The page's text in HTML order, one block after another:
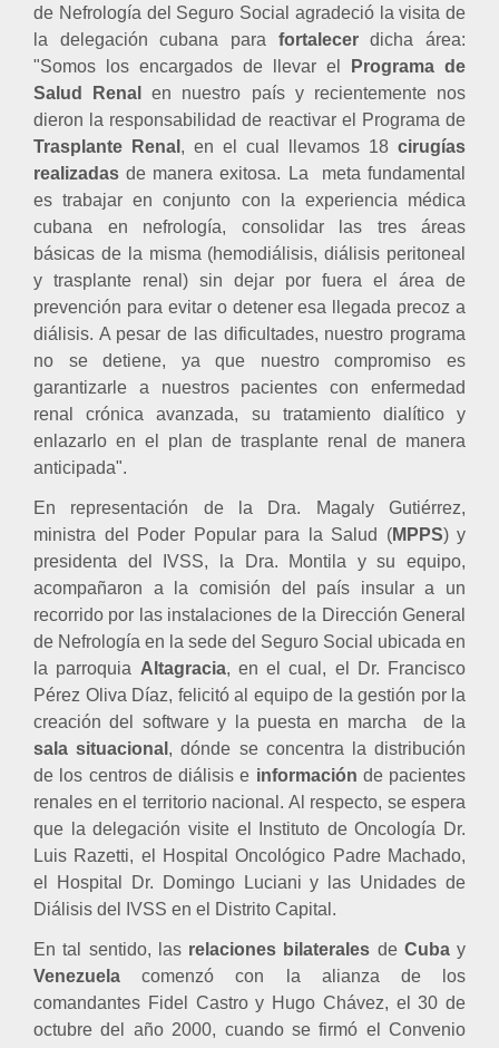
de Nefrología del Seguro Social agradeció la visita de
la delegación cubana para fortalecerdicha área:
"Somos los encargados de llevar el
Programa de
Salud Renal
en nuestro país y recientemente nos
dieron la responsabilidad de reactivar el Programa de
Trasplante Renal , en el cual llevamos 18 cirugías
realizadas de manera exitosa. La
meta fundamental
es trabajar en conjunto con la experiencia médica
cubana en nefrología, consolidar las tres áreas
básicas de la misma (hemodiálisis, diálisis peritoneal
y trasplante renal) sin dejar por fuera el área de
prevención para evitar o detener esa llegada precoz a
diálisis. A pesar de las dificultades, nuestro programa
no se detiene, ya que nuestro compromiso es
garantizarle a nuestros pacientes con enfermedad
renal crónica avanzada, su tratamiento dialítico y
enlazarlo en el plan de trasplante renal de manera
anticipada".
En representación de la Dra. Magaly Gutiérrez,
ministra del Poder Popular para la Salud (MPPS) y
presidenta del IVSS, la Dra. Montila y su equipo,
acompañaron a la comisión del país insular a un
recorrido por las instalaciones de la Dirección General
de Nefrología en la sede del Seguro Social ubicada en
la parroquia Altagracia, en el cual, el Dr. Francisco
Pérez Oliva Díaz, felicitó al equipo de la gestión por la
creación del software y la puesta en marcha
de la
sala situacional , dónde se concentra la distribución
de los centros de diálisis e información de pacientes
renales en el territorio nacional. Al respecto, se espera
que la delegación visite el Instituto de Oncología Dr.
Luis Razetti, el Hospital Oncológico Padre Machado,
el Hospital Dr. Domingo Luciani y las Unidades de
Diálisis del IVSS en el Distrito Capital.
En tal sentido, las relaciones bilaterales de Cubay
Venezuela comenzó con la alianza de los
comandantes Fidel Castro y Hugo Chávez, el 30 de
octubre del año 2000, cuando se firmó el Convenio